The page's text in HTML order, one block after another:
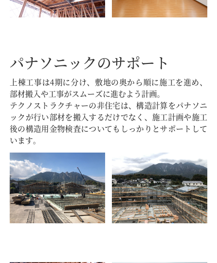
パナソニックのサポート
上棟工事は4期に分け、敷地の奥から順に施工を進め、
部材搬入や工事がスムーズに進むよう計画。
テクノストラクチャーの非住宅は、構造計算をパナソニ
ックが行い部材を搬入するだけでなく、施工計画や施工
後の構造用金物検査についてもしっかりとサポートして
います。